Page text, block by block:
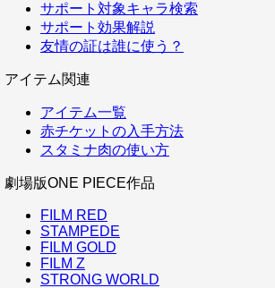
サポート対象キャラ検索
サポート効果解説
友情の証は誰に使う？
アイテム関連
アイテム一覧
赤チケットの入手方法
スタミナ肉の使い方
劇場版ONE PIECE作品
FILM RED
STAMPEDE
FILM GOLD
FILM Z
STRONG WORLD